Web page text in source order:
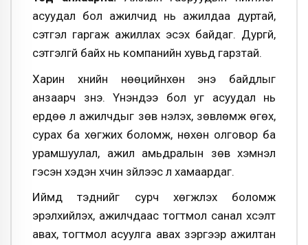
асуудал бол ажилчид нь ажилдаа дуртай,
сэтгэл гаргаж ажиллах эсэх байдаг. Дургүй,
сэтгэлгүй байх нь компанийн хувьд гарзтай.
Харин хүнийн нөөцийнхөн энэ байдлыг
анзаарч үзнэ. Үнэндээ бол уг асуудал нь
ердөө л ажилчдыг зөв үнэлэх, зөвлөмж өгөх,
сурах ба хөгжих боломж, нөхөн олговор ба
урамшуулал, ажил амьдралын зөв хэмнэл
гэсэн хэдэн хүчин зүйлээс л хамаардаг.
Иймд тэднийг сурч хөгжүүлэх боломж
эрэлхийлэх, ажилчдаас тогтмол санал хүсэлт
авах, тогтмол асуулга авах зэргээр ажилтан